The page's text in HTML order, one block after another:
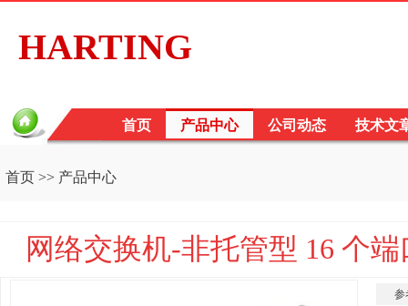
HARTING
首页 产品中心 公司动态 技术文
首页 >> 产品中心
网络交换机-非托管型 16 个端
参